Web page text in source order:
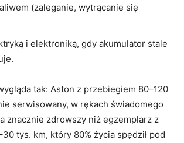
(zaleganie, wytrącanie się
i elektroniką, gdy akumulator stale
tak: Aston z przebiegiem 80–120
serwisowany, w rękach świadomego
znacznie zdrowszy niż egzemplarz z
tys. km, który 80% życia spędził pod